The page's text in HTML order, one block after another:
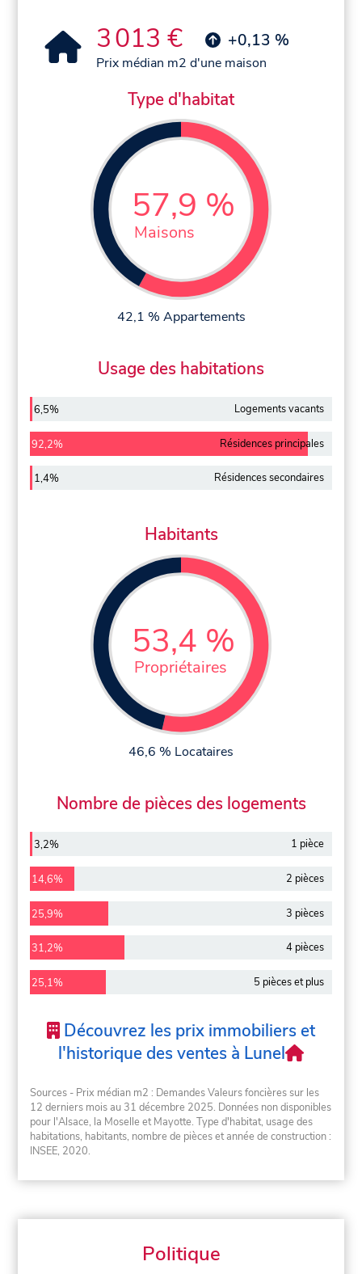
3 013 € +0,13 %
Prix médian m2 d'une maison
Type d'habitat
57,9 %
Maisons
42,1 % Appartements
Usage des habitations
6,5% Logements vacants
92,2% Résidences principales
1,4% Résidences secondaires
Habitants
53,4 %
Propriétaires
46,6 % Locataires
Nombre de pièces des logements
3,2% 1 pièce
14,6% 2 pièces
25,9% 3 pièces
31,2% 4 pièces
25,1% 5 pièces et plus
Découvrez les prix immobiliers et
l'historique des ventes à Lunel
Sources - Prix médian m2 : Demandes Valeurs foncières sur les
12 derniers mois au 31 décembre 2025. Données non disponibles
pour l'Alsace, la Moselle et Mayotte. Type d'habitat, usage des
habitations, habitants, nombre de pièces et année de construction :
INSEE, 2020.
Politique